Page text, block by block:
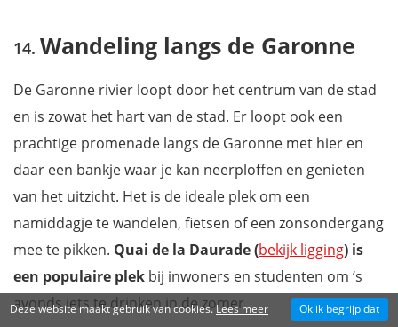
Wandeling langs de Garonne
De Garonne rivier loopt door het centrum van de stad
en is zowat het hart van de stad. Er loopt ook een
prachtige promenade langs de Garonne met hier en
daar een bankje waar je kan neerploffen en genieten
van het uitzicht. Het is de ideale plek om een
namiddagje te wandelen, fietsen of een zonsondergang
mee te pikken. Quai de la Daurade (bekijk ligging) is
een populaire plek bij inwoners en studenten om ‘s
avonds iets te drinken in de zomer.
Deze website maakt gebruik van cookies.Lees meer Ok ik begrijp dat